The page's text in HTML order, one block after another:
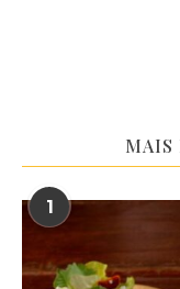
MAIS
1